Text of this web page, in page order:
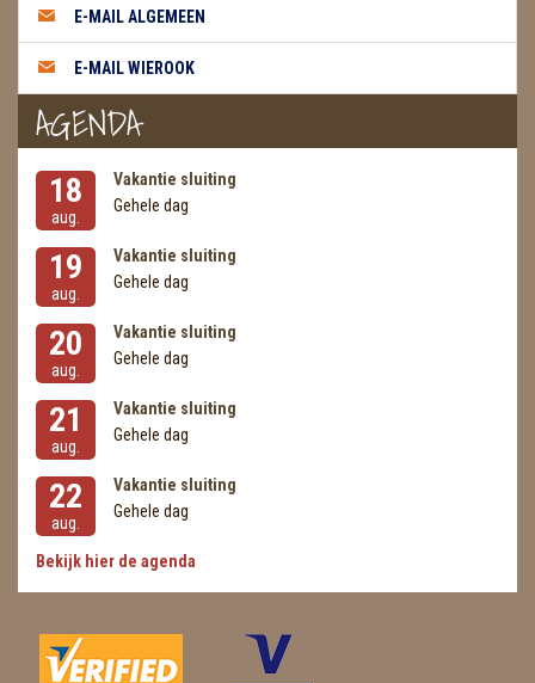
E-MAIL ALGEMEEN
E-MAIL WIEROOK
AGENDA
18
aug.
Vakantie sluiting
Gehele dag
19
aug.
Vakantie sluiting
Gehele dag
20
aug.
Vakantie sluiting
Gehele dag
21
aug.
Vakantie sluiting
Gehele dag
22
aug.
Vakantie sluiting
Gehele dag
Bekijk hier de agenda